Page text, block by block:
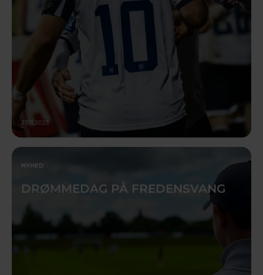
27.11.2023
NYHED
DRØMMEDAG PÅ FREDENSVANG